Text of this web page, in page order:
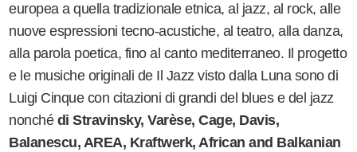
europea a quella tradizionale etnica, al jazz, al rock, alle
nuove espressioni tecno-acustiche, al teatro, alla danza,
alla parola poetica, fino al canto mediterraneo. Il progetto
e le musiche originali de Il Jazz visto dalla Luna sono di
Luigi Cinque con citazioni di grandi del blues e del jazz
nonché di Stravinsky, Varèse, Cage, Davis,
Balanescu, AREA, Kraftwerk, African and Balkanian